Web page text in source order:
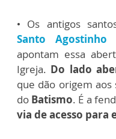
• Os antigos
Santo Agostinho
apontam essa
Igreja. Do lado
que dão origem aos
do Batismo. É a
via de acesso para